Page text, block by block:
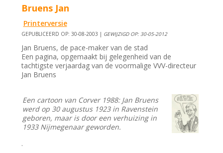
Bruens Jan
Printerversie
GEPUBLICEERD OP: 30-08-2003 | GEWIJZIGD OP: 30-05-2012
Jan Bruens, de pace-maker van de stad
Een pagina, opgemaakt bij gelegenheid van de
tachtigste verjaardag van de voormalige VVV-directeur
Jan Bruens
Een cartoon van Corver 1988: Jan Bruens
werd op 30 augustus 1923 in Ravenstein
geboren, maar is door een verhuizing in
1933 Nijmegenaar geworden.
.